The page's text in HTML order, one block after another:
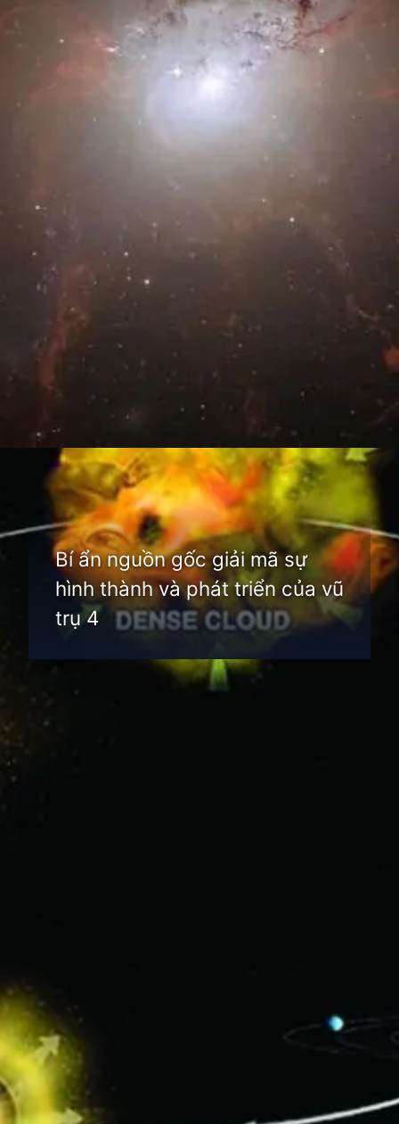
Đang mở
Bí ẩn nguồn gốc giải mã sự
hình thành và phát triển của vũ
trụ 4